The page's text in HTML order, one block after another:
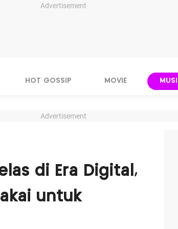
Advertisement
HOT GOSSIP MOVIE
Advertisement
di Era Digital,
untuk